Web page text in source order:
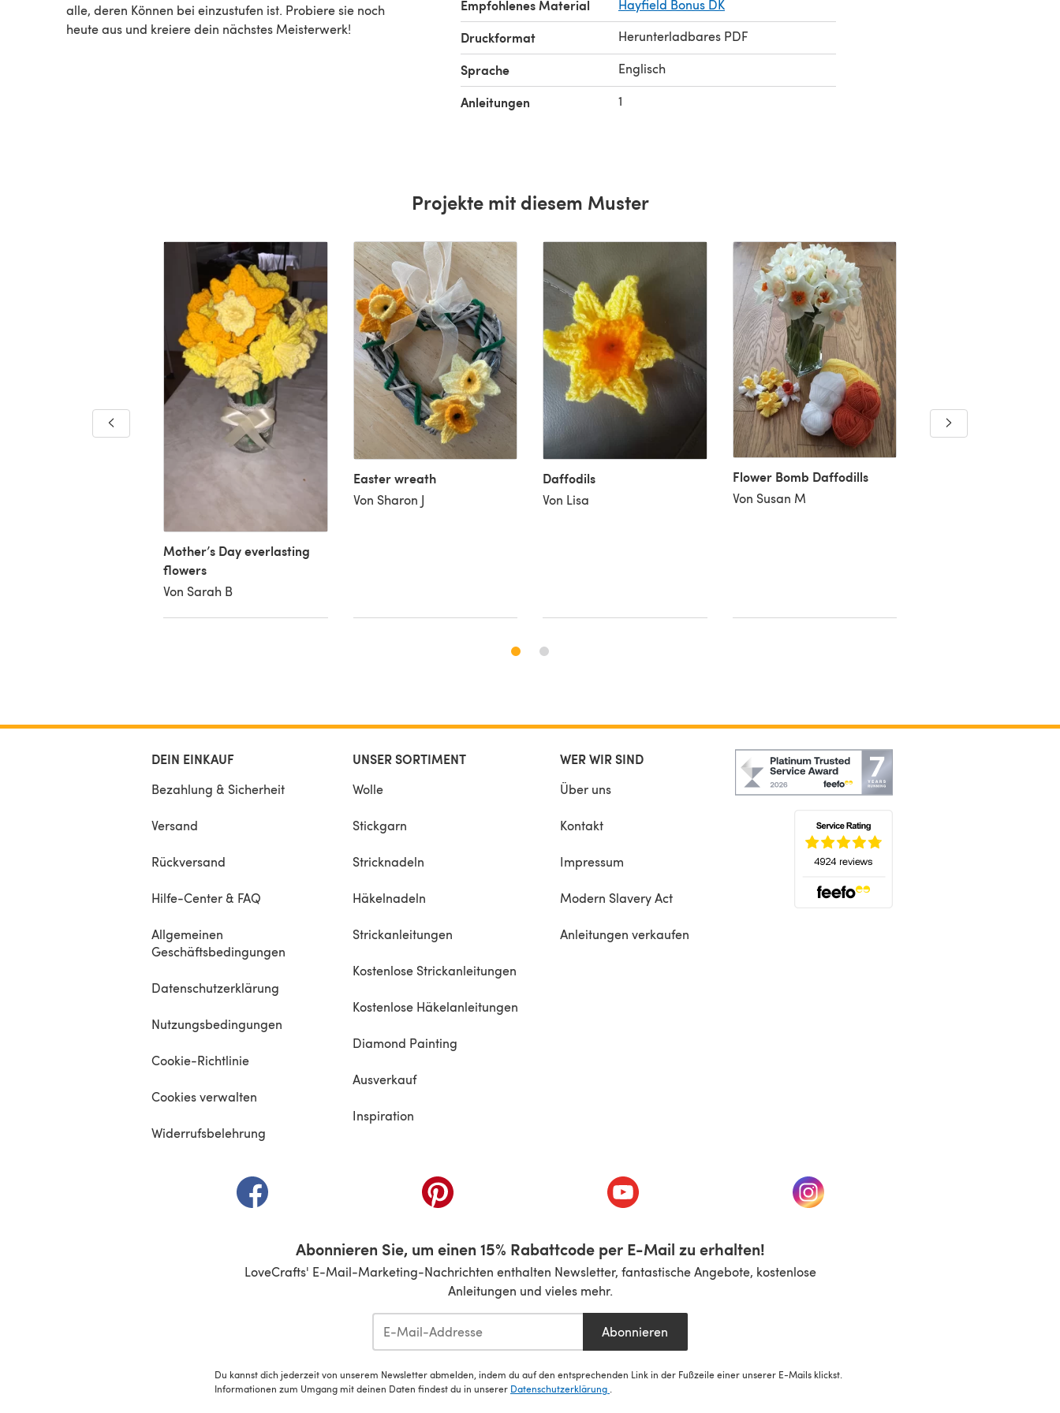
alle, deren Können bei einzustufen ist. Probiere sie noch
heute aus und kreiere dein nächstes Meisterwerk!
Empfohlenes Material Hayfield Bonus DK
Druckformat Herunterladbares PDF
Sprache Englisch
Anleitungen 1
Projekte mit diesem Muster
Mother’s Day everlasting
flowers
Von Sarah B
Easter wreath
Von Sharon J
Daffodils
Von Lisa
Flower Bomb Daffodills
Von Susan M
Daffodils
Von Joanna H
DEIN EINKAUF
Bezahlung & Sicherheit
Versand
Rückversand
Hilfe-Center & FAQ
Allgemeinen
Geschäftsbedingungen
Datenschutzerklärung
Nutzungsbedingungen
Cookie-Richtlinie
Cookies verwalten
Widerrufsbelehrung
UNSER SORTIMENT
Wolle
Stickgarn
Stricknadeln
Häkelnadeln
Strickanleitungen
Kostenlose Strickanleitungen
Kostenlose Häkelanleitungen
Diamond Painting
Ausverkauf
Inspiration
WER WIR SIND
Über uns
Kontakt
Impressum
Modern Slavery Act
Anleitungen verkaufen
(öffnet sich in einem neuen Tab)(öffnet sich in einem neuen Tab)(öffnet sich in einem neuen Tab)(öffnet sich in einem neuen Tab)
Abonnieren Sie, um einen 15% Rabattcode per E-Mail zu erhalten!
LoveCrafts' E-Mail-Marketing-Nachrichten enthalten Newsletter, fantastische Angebote, kostenlose
Anleitungen und vieles mehr.
Abonnieren
Du kannst dich jederzeit von unserem Newsletter abmelden, indem du auf den entsprechenden Link in der Fußzeile einer unserer E-Mails klickst.
Informationen zum Umgang mit deinen Daten findest du in unserer Datenschutzerklärung